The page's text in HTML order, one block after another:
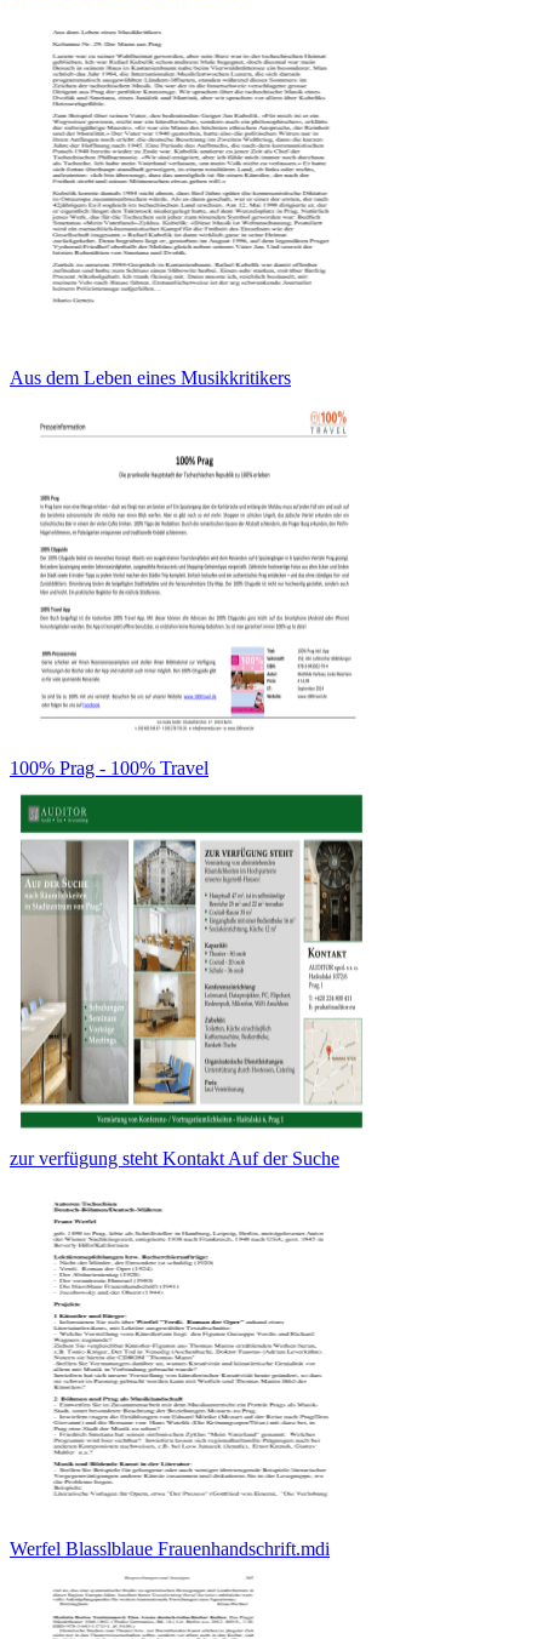
Aus dem Leben eines Musikkritikers
100% Prag - 100% Travel
zur verfügung steht Kontakt Auf der Suche
Werfel Blasslblaue Frauenhandschrift.mdi